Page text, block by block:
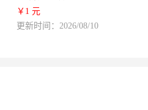
￥1 元
更新时间：2026/08/10